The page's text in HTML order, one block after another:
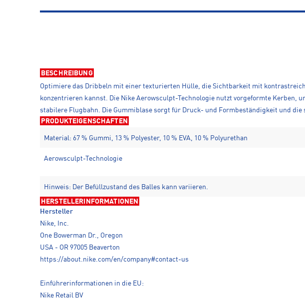
BESCHREIBUNG
Optimiere das Dribbeln mit einer texturierten Hülle, die Sichtbarkeit mit
konzentrieren kannst. Die Nike Aerowsculpt-Technologie nutzt vorgeformte
stabilere Flugbahn. Die Gummiblase sorgt für Druck- und Formbeständigkeit und
PRODUKTEIGENSCHAFTEN
Material: 67 % Gummi, 13 % Polyester, 10 % EVA, 10 % Polyurethan
Aerowsculpt-Technologie
Hinweis: Der Befüllzustand des Balles kann variieren.
HERSTELLERINFORMATIONEN
Hersteller
Nike, Inc.
One Bowerman Dr., Oregon
USA - OR 97005 Beaverton
https://about.nike.com/en/company#contact-us
Einführerinformationen in die EU:
Nike Retail BV